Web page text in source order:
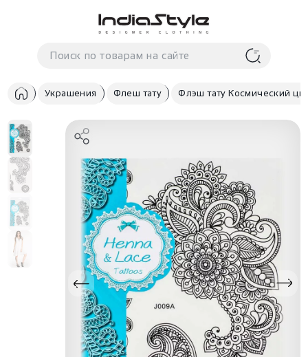
Корзина
В корзиненеттоваров
Корзина покупок пуста..
Украшения Флеш тату Флэш тату Космический